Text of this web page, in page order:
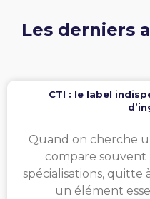
Les derniers
CTI : le label
Quand on cherche
compare souvent
spécialisations, quitte
un élément